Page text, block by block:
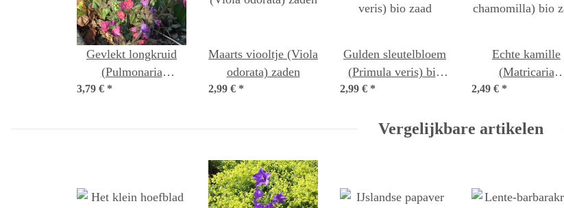
Gevlekt longkruid
(Pulmonaria
officinalis) bio zaad
3,79 € *
Maarts viooltje (Viola
odorata) zaden
2,99 € *
Gulden sleutelbloem
(Primula veris) bio
2,99 € *
Echte kamille
(Matricaria
chamomilla) bio
2,49 € *
Vergelijkbare artikelen